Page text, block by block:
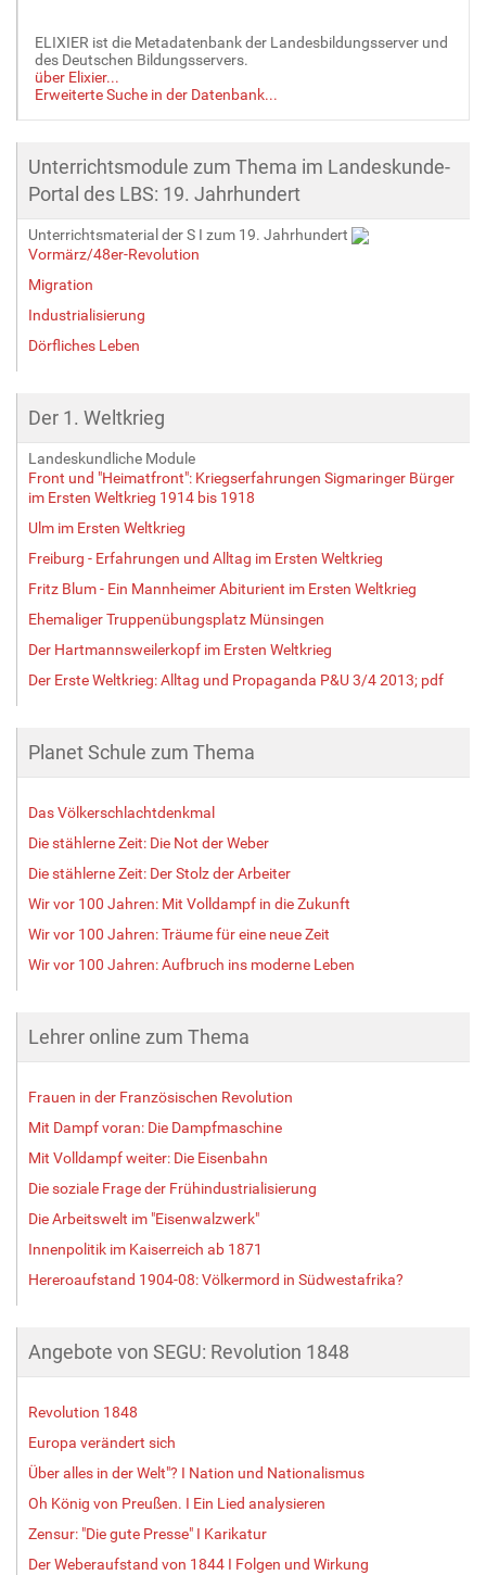
ELIXIER ist die Metadatenbank der Landesbildungsserver und
des Deutschen Bildungsservers.
über Elixier...
Erweiterte Suche in der Datenbank...
Unterrichtsmodule zum Thema im Landeskunde-
Portal des LBS: 19. Jahrhundert
Unterrichtsmaterial der S I zum 19. Jahrhundert
Vormärz/48er-Revolution
Migration
Industrialisierung
Dörfliches Leben
Der 1. Weltkrieg
Landeskundliche Module
Front und "Heimatfront": Kriegserfahrungen Sigmaringer Bürger
im Ersten Weltkrieg 1914 bis 1918
Ulm im Ersten Weltkrieg
Freiburg - Erfahrungen und Alltag im Ersten Weltkrieg
Fritz Blum - Ein Mannheimer Abiturient im Ersten Weltkrieg
Ehemaliger Truppenübungsplatz Münsingen
Der Hartmannsweilerkopf im Ersten Weltkrieg
Der Erste Weltkrieg: Alltag und Propaganda P&U 3/4 2013; pdf
Planet Schule zum Thema
Das Völkerschlachtdenkmal
Die stählerne Zeit: Die Not der Weber
Die stählerne Zeit: Der Stolz der Arbeiter
Wir vor 100 Jahren: Mit Volldampf in die Zukunft
Wir vor 100 Jahren: Träume für eine neue Zeit
Wir vor 100 Jahren: Aufbruch ins moderne Leben
Lehrer online zum Thema
Frauen in der Französischen Revolution
Mit Dampf voran: Die Dampfmaschine
Mit Volldampf weiter: Die Eisenbahn
Die soziale Frage der Frühindustrialisierung
Die Arbeitswelt im "Eisenwalzwerk"
Innenpolitik im Kaiserreich ab 1871
Hereroaufstand 1904-08: Völkermord in Südwestafrika?
Angebote von SEGU: Revolution 1848
Revolution 1848
Europa verändert sich
Über alles in der Welt"? I Nation und Nationalismus
Oh König von Preußen. I Ein Lied analysieren
Zensur: "Die gute Presse" I Karikatur
Der Weberaufstand von 1844 I Folgen und Wirkung